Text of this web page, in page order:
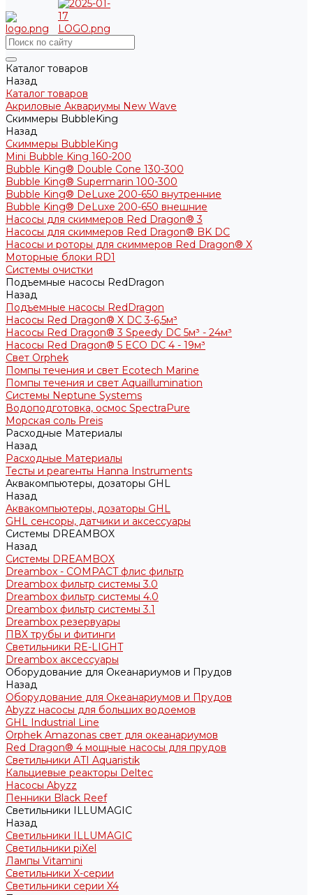
Каталог товаров
Назад
Каталог товаров
Акриловые Аквариумы New Wave
Скиммеры BubbleKing
Назад
Скиммеры BubbleKing
Mini Bubble King 160-200
Bubble King® Double Cone 130-300
Bubble King® Supermarin 100-300
Bubble King® DeLuxe 200-650 внутренние
Bubble King® DeLuxe 200-650 внешние
Насосы для скиммеров Red Dragon® 3
Насосы для скиммеров Red Dragon® BK DC
Насосы и роторы для скиммеров Red Dragon® X
Моторные блоки RD1
Системы очистки
Подъемные насосы RedDragon
Назад
Подъемные насосы RedDragon
Насосы Red Dragon® X DC 3-6,5м³
Насосы Red Dragon® 3 Speedy DC 5м³ - 24м³
Насосы Red Dragon® 5 ECO DC 4 - 19м³
Свет Orphek
Помпы течения и свет Ecotech Marine
Помпы течения и свет Aquaillumination
Системы Neptune Systems
Водоподготовка, осмос SpectraPure
Морская соль Preis
Расходные Материалы
Назад
Расходные Материалы
Тесты и реагенты Hanna Instruments
Аквакомпьютеры, дозаторы GHL
Назад
Аквакомпьютеры, дозаторы GHL
GHL сенсоры, датчики и аксессуары
Системы DREAMBOX
Назад
Системы DREAMBOX
Dreambox - COMPACT флис фильтр
Dreambox фильтр системы 3.0
Dreambox фильтр системы 4.0
Dreambox фильтр системы 3.1
Dreambox резервуары
ПВХ трубы и фитинги
Светильники RE-LIGHT
Dreambox аксессуары
Оборудование для Океанариумов и Прудов
Назад
Оборудование для Океанариумов и Прудов
Abyzz насосы для больших водоемов
GHL Industrial Line
Orphek Amazonas свет для океанариумов
Red Dragon® 4 мощные насосы для прудов
Светильники ATI Aquaristik
Кальциевые реакторы Deltec
Насосы Abyzz
Пенники Black Reef
Светильники ILLUMAGIC
Назад
Светильники ILLUMAGIC
Светильники piXel
Лампы Vitamini
Светильники X-серии
Светильники серии X4